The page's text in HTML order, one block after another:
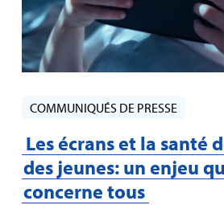
COMMUNIQUÉS DE PRESSE
Les écrans et la santé
des jeunes: un enjeu
concerne tous